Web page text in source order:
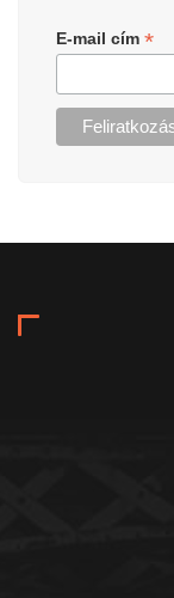
E-mail cím*